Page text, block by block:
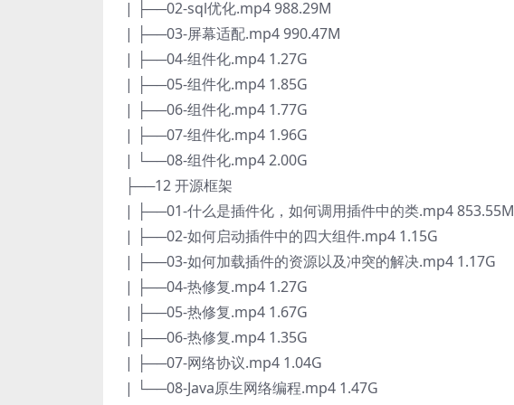
| ├──02-sql优化.mp4 988.29M
| ├──03-屏幕适配.mp4 990.47M
| ├──04-组件化.mp4 1.27G
| ├──05-组件化.mp4 1.85G
| ├──06-组件化.mp4 1.77G
| ├──07-组件化.mp4 1.96G
| └──08-组件化.mp4 2.00G
├──12 开源框架
| ├──01-什么是插件化，如何调用插件中的类.mp4 853.55M
| ├──02-如何启动插件中的四大组件.mp4 1.15G
| ├──03-如何加载插件的资源以及冲突的解决.mp4 1.17G
| ├──04-热修复.mp4 1.27G
| ├──05-热修复.mp4 1.67G
| ├──06-热修复.mp4 1.35G
| ├──07-网络协议.mp4 1.04G
| └──08-Java原生网络编程.mp4 1.47G